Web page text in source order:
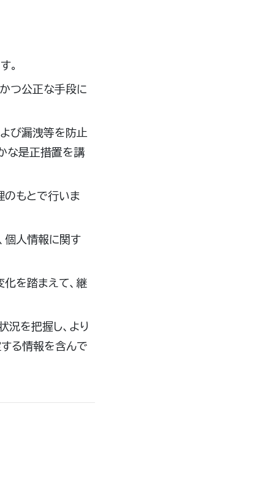
。
つ公正な手段に
び漏洩等を防止
な是正措置を講
のもとで行いま
個人情報に関す
化を踏まえて、継
況を把握し、より
る情報を含んで